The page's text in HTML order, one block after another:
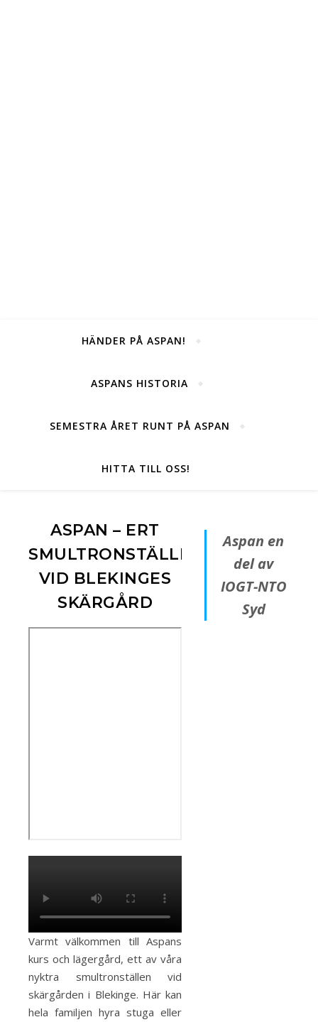
HÄNDER PÅ ASPAN!
ASPANS HISTORIA
SEMESTRA ÅRET RUNT PÅ ASPAN
HITTA TILL OSS!
ASPAN – ERT
SMULTRONSTÄLLE
VID BLEKINGES
SKÄRGÅRD
Varmt välkommen till Aspans
kurs och lägergård, ett av våra
nyktra smultronställen vid
skärgården i Blekinge. Här kan
hela familjen hyra stuga eller
Aspan en
del av
IOGT-NTO
Syd